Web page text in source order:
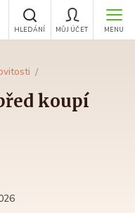
MENU
MŮJ ÚČET
HLEDÁNÍ
koupí